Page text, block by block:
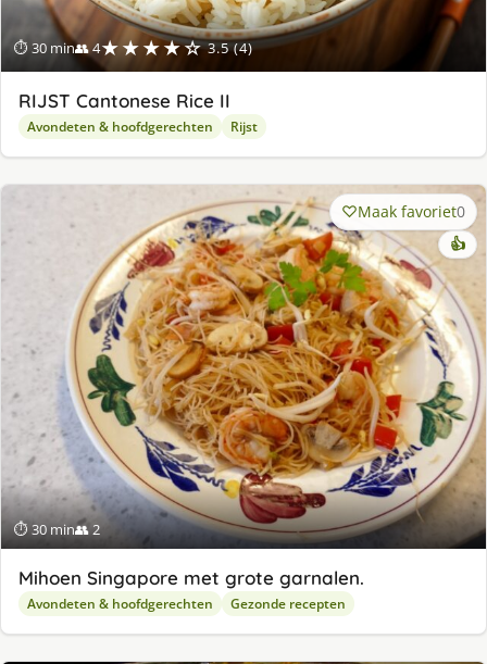
⏱ 30 min👥 4★★★★☆ 3.5 (4)
RIJST Cantonese Rice II
Avondeten & hoofdgerechten Rijst
⏱ 30 min👥 2
Maak favoriet0
👍
Mihoen Singapore met grote garnalen.
Avondeten & hoofdgerechten Gezonde recepten